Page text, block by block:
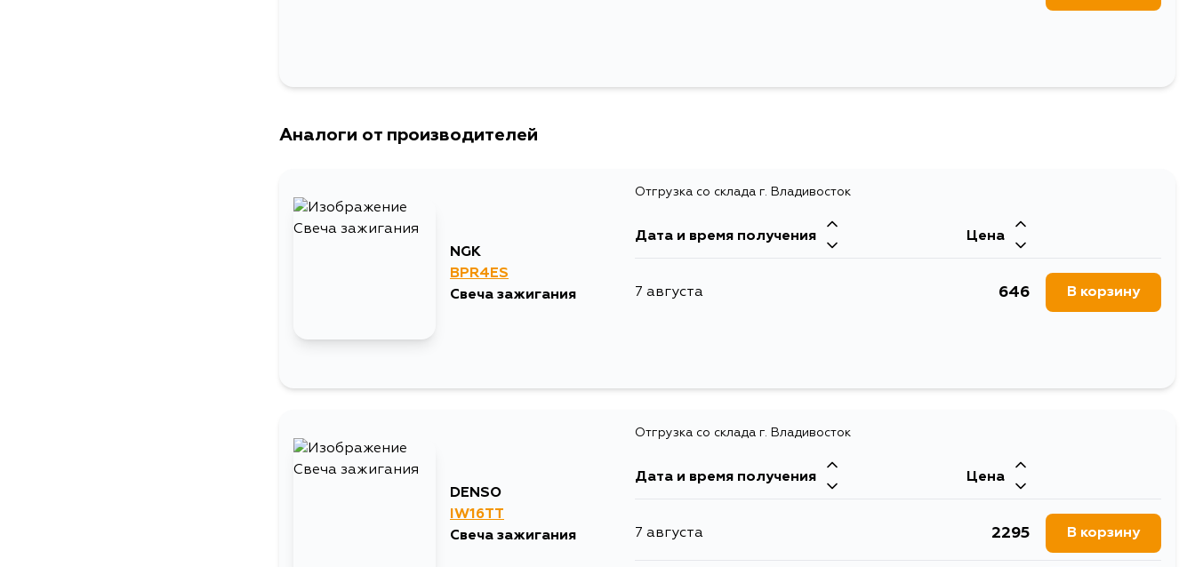
Аналоги от производителей
NGK
BPR4ES
Свеча зажигания
Отгрузка со склада г. Владивосток
Дата и время получения Цена
7 августа 646 В корзину
DENSO
IW16TT
Свеча зажигания
Отгрузка со склада г. Владивосток
Дата и время получения Цена
7 августа 2295 В корзину